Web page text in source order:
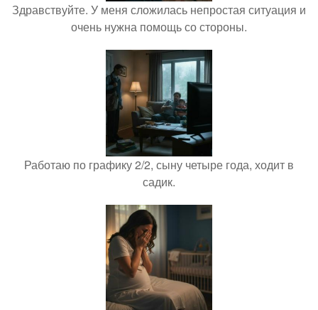
Здравствуйте. У меня сложилась непростая ситуация и
очень нужна помощь со стороны.
Работаю по графику 2/2, сыну четыре года, ходит в
садик.